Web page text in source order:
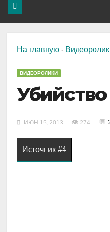
На главную -
ВИДЕОРОЛИКИ
ИЮН 15, 2013 👁 274 💬
Источник #4